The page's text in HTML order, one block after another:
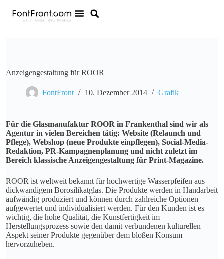
Anzeigengestaltung für ROOR
FontFront 10. Dezember 2014 Grafik
Für die Glasmanufaktur ROOR in Frankenthal sind wir als
Agentur in vielen Bereichen tätig: Website (Relaunch und
Pflege), Webshop (neue Produkte einpflegen), Social-Media-
Redaktion, PR-Kampagnenplanung und nicht zuletzt im
Bereich klassische Anzeigengestaltung für Print-Magazine.
ROOR ist weltweit bekannt für hochwertige Wasserpfeifen aus
dickwandigem Borosilikatglas. Die Produkte werden in Handarbeit
aufwändig produziert und können durch zahlreiche Optionen
aufgewertet und individualisiert werden. Für den Kunden ist es
wichtig, die hohe Qualität, die Kunstfertigkeit im
Herstellungsprozess sowie den damit verbundenen kulturellen
Aspekt seiner Produkte gegenüber dem bloßen Konsum
hervorzuheben.